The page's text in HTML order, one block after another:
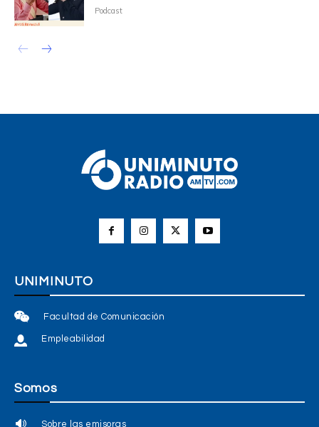
Podcast
UNIMINUTO
Facultad de Comunicación
Empleabilidad
Somos
Sobre las emisoras